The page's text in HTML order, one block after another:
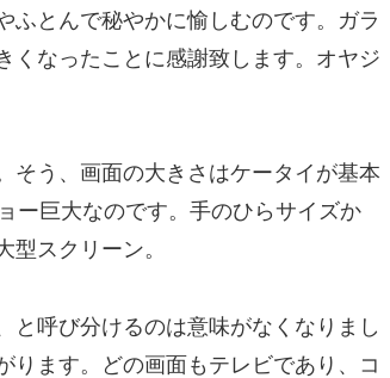
ふとんで秘やかに愉しむのです。ガラ
くなったことに感謝致します。オヤジ
そう、画面の大きさはケータイが基本
ー巨大なのです。手のひらサイズか
スクリーン。
と呼び分けるのは意味がなくなりまし
ります。どの画面もテレビであり、コ